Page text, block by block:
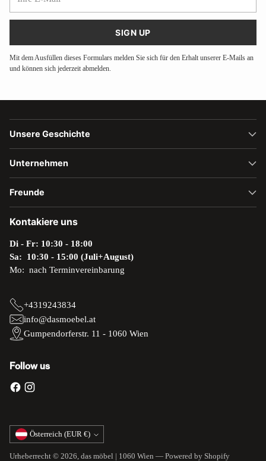
SIGN UP
Mit dem Ausfüllen dieses Formulars melden Sie sich für den Erhalt unserer E-Mails an
und können sich jederzeit abmelden.
Unsere Geschichte
Unternehmen
Freunde
Kontakiere uns
Di - Fr: 10:30 - 18:00
Sa: 10:30 - 15:00 (Juli+August)
Mo: nach Terminvereinbarung
+4319243834
info@dasmoebel.at
Gumpendorferstr. 11 - 1060 Wien
Follow us
Währung Österreich (EUR €)
Urheberrecht © 2026, das möbel | 1060 Wien — Powered by Shopify